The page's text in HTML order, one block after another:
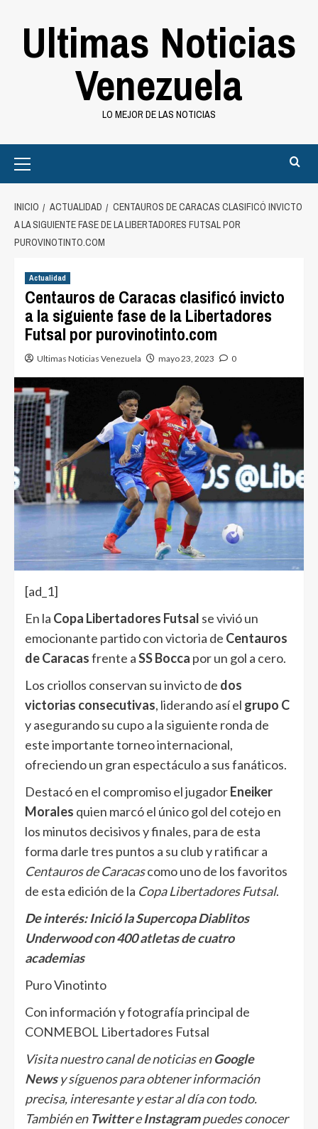
Ultimas Noticias
Venezuela
LO MEJOR DE LAS NOTICIAS
Menu
INICIO ACTUALIDAD
CENTAUROS DE CARACAS CLASIFICÓ INVICTO
A LA SIGUIENTE FASE DE LA LIBERTADORES FUTSAL POR
PUROVINOTINTO.COM
Actualidad
Centauros de Caracas clasificó invicto
a la siguiente fase de la Libertadores
Futsal por purovinotinto.com
Ultimas Noticias Venezuela mayo 23, 2023 0
[ad_1]
En la Copa Libertadores Futsal se vivió un
emocionante partido con victoria de Centauros
de Caracasfrente aSS Bocca por un gol a cero.
Los criollos conservan su invicto de dos
victorias consecutivas, liderando así el grupo C
y asegurando su cupo a la siguiente ronda de
este importante torneo internacional,
ofreciendo un gran espectáculo a sus fanáticos.
Destacó en el compromiso el jugadorEneiker
Morales quien marcó el único gol del cotejo en
los minutos decisivos y finales, para de esta
forma darle tres puntos a su club y ratificar a
Centauros de Caracascomo uno de los favoritos
de esta edición de la Copa Libertadores Futsal.
De interés:Inició la Supercopa Diablitos
Underwood con 400 atletas de cuatro
academias
Puro Vinotinto
Con información y fotografía principal de
CONMEBOL Libertadores Futsal
Visita nuestro canal de noticias enGoogle
Newsy síguenos para obtener información
precisa, interesante y estar al día con todo.
También en TwittereInstagrampuedes conocer